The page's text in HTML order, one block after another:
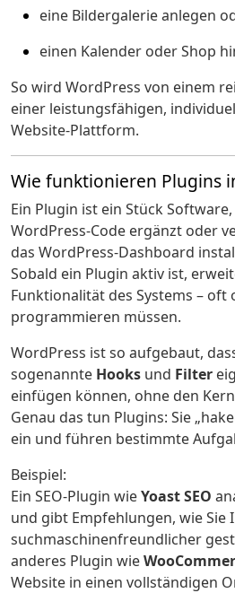
eine Bildergalerie anlegen
einen Kalender oder Shop
So wird WordPress von einem
einer leistungsfähigen,
Website-Plattform.
Wie funktionieren Plugins
Ein Plugin ist ein Stück
WordPress-Code ergänzt oder
das WordPress-Dashboard
Sobald ein Plugin aktiv ist,
Funktionalität des Systems – oft
programmieren müssen.
WordPress ist so aufgebaut,
sogenannte Hooks und Filter
einfügen können, ohne den
Genau das tun Plugins: Sie
ein und führen bestimmte
Beispiel:
Ein SEO-Plugin wieYoast SEO
und gibt Empfehlungen, wie Sie
suchmaschinenfreundlicher
anderes Plugin wie
Website in einen vollständigen